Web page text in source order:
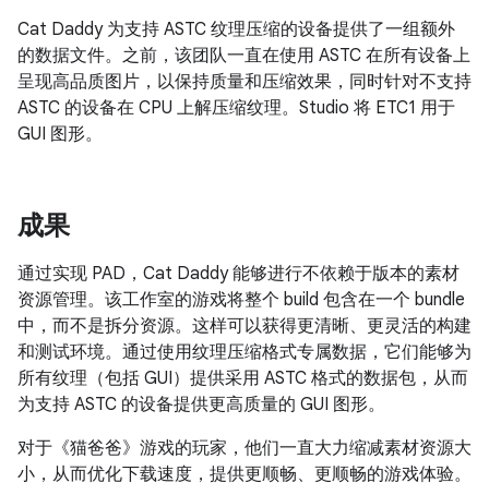
Cat Daddy 为支持 ASTC 纹理压缩的设备提供了一组额外
的数据文件。之前，该团队一直在使用 ASTC 在所有设备上
呈现高品质图片，以保持质量和压缩效果，同时针对不支持
ASTC 的设备在 CPU 上解压缩纹理。Studio 将 ETC1 用于
GUI 图形。
成果
通过实现 PAD，Cat Daddy 能够进行不依赖于版本的素材
资源管理。该工作室的游戏将整个 build 包含在一个 bundle
中，而不是拆分资源。这样可以获得更清晰、更灵活的构建
和测试环境。通过使用纹理压缩格式专属数据，它们能够为
所有纹理（包括 GUI）提供采用 ASTC 格式的数据包，从而
为支持 ASTC 的设备提供更高质量的 GUI 图形。
对于《猫爸爸》游戏的玩家，他们一直大力缩减素材资源大
小，从而优化下载速度，提供更顺畅、更顺畅的游戏体验。